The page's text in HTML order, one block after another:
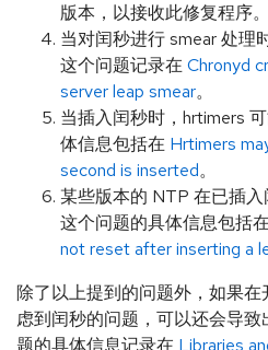
版本，以接收此修复程序。
当对闰秒进行 smear 处理
这个问题记录在 Chronyd
server leap smear。
当插入闰秒时，hrtimers
体信息包括在 Hrtimers
second is inserted。
某些版本的 NTP 在已插入
这个问题的具体信息包括在
not reset after inserting a
除了以上提到的问题外，如果
虑到闰秒的问题，可以还会导
题的具体信息记录在 Libraries